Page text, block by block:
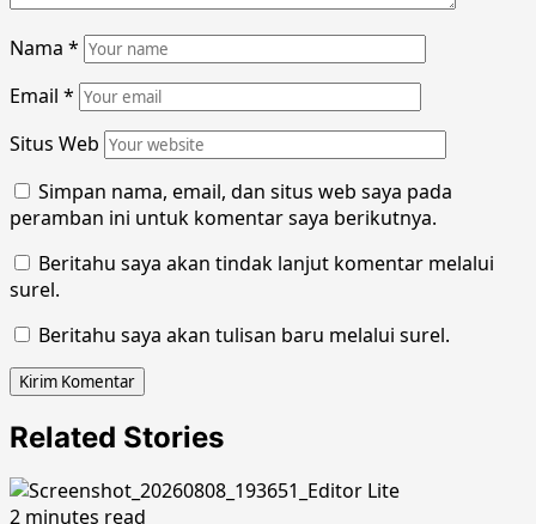
Nama *
Email *
Situs Web
Simpan nama, email, dan situs web saya pada
peramban ini untuk komentar saya berikutnya.
Beritahu saya akan tindak lanjut komentar melalui
surel.
Beritahu saya akan tulisan baru melalui surel.
Related Stories
2 minutes read